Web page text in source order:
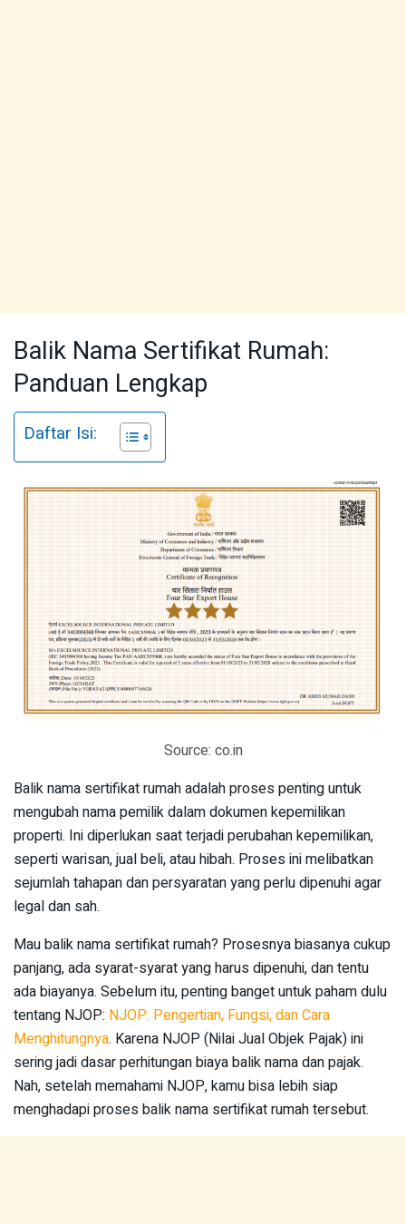
Balik Nama Sertifikat Rumah:
Panduan Lengkap
Daftar Isi:
Source: co.in
Balik nama sertifikat rumah adalah proses penting untuk
mengubah nama pemilik dalam dokumen kepemilikan
properti. Ini diperlukan saat terjadi perubahan kepemilikan,
seperti warisan, jual beli, atau hibah. Proses ini melibatkan
sejumlah tahapan dan persyaratan yang perlu dipenuhi agar
legal dan sah.
Mau balik nama sertifikat rumah? Prosesnya biasanya cukup
panjang, ada syarat-syarat yang harus dipenuhi, dan tentu
ada biayanya. Sebelum itu, penting banget untuk paham dulu
tentang NJOP: NJOP: Pengertian, Fungsi, dan Cara
Menghitungnya. Karena NJOP (Nilai Jual Objek Pajak) ini
sering jadi dasar perhitungan biaya balik nama dan pajak.
Nah, setelah memahami NJOP, kamu bisa lebih siap
menghadapi proses balik nama sertifikat rumah tersebut.